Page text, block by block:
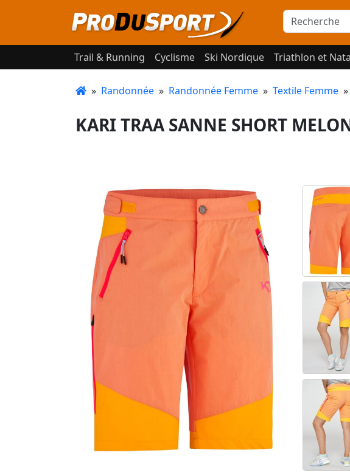
Trail & Running Cyclisme Ski Nordique Triathlon et
» Randonnée » Randonnée Femme » Textile Femme »
KARI TRAA SANNE SHORT